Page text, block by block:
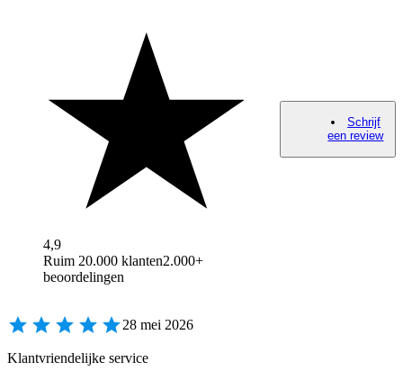
4,9
Ruim 20.000 klanten2.000+
beoordelingen
Schrijf
een review
28 mei 2026
Klantvriendelijke service